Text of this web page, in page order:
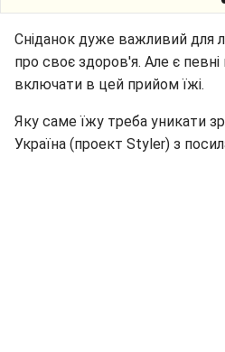
Сніданок дуже важливий для
про своє здоров'я. Але є певні
включати в цей прийом їжі.
Яку саме їжу треба уникати
Україна (проект Styler) з